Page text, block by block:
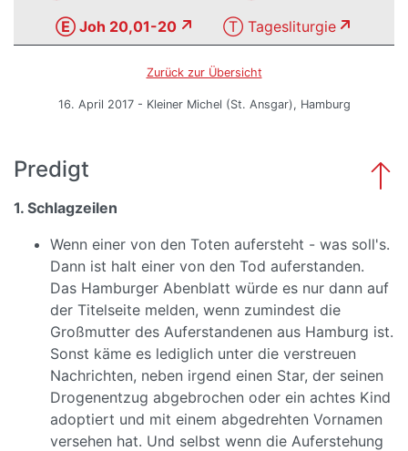
Ⓔ Joh 20,01-20
Ⓣ Tagesliturgie
Zurück zur Übersicht
16. April 2017 - Kleiner Michel (St. Ansgar), Hamburg
Predigt
1. Schlagzeilen
Wenn einer von den Toten aufersteht - was soll's.
Dann ist halt einer von den Tod auferstanden.
Das Hamburger Abenblatt würde es nur dann auf
der Titelseite melden, wenn zumindest die
Großmutter des Auferstandenen aus Hamburg ist.
Sonst käme es lediglich unter die verstreuen
Nachrichten, neben irgend einen Star, der seinen
Drogenentzug abgebrochen oder ein achtes Kind
adoptiert und mit einem abgedrehten Vornamen
versehen hat. Und selbst wenn die Auferstehung